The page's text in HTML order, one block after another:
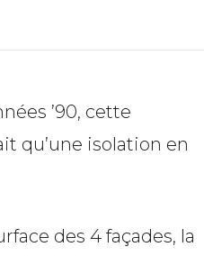
’90, cette
qu’une isolation en
des 4 façades, la